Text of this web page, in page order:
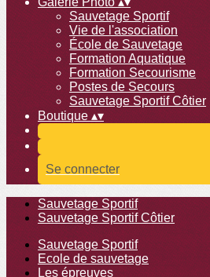
Sauvetage Sportif
Vie de l'association
École de Sauvetage
Formation Aquatique
Formation Secourisme
Postes de Secours
Sauvetage Sportif Côtier
Boutique ▴▾
Se connecter
Sauvetage Sportif
Sauvetage Sportif Côtier
Sauvetage Sportif
Ecole de sauvetage
Les épreuves